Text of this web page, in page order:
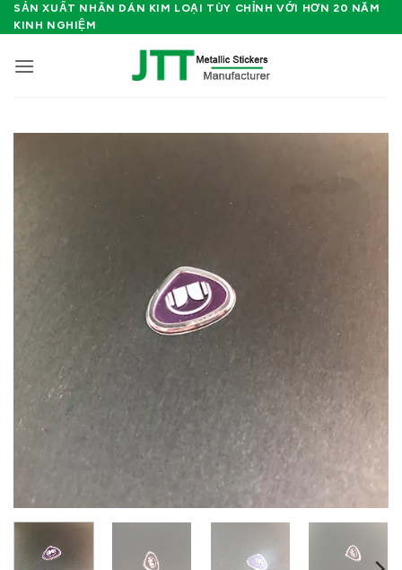
Bỏ
qua
dung
SẢN XUẤT NHÃN DÁN KIM LOẠI TÙY CHỈNH VỚI HƠN 20 NĂM
KINH NGHIỆM